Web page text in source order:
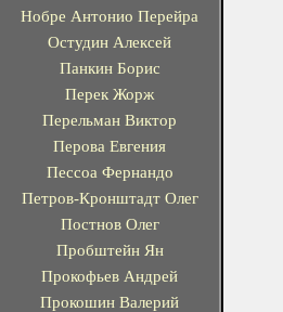
Нобре Антонио Перейра
Остудин Алексей
Панкин Борис
Перек Жорж
Перельман Виктор
Перова Евгения
Пессоа Фернандо
Петров-Кронштадт Олег
Постнов Олег
Пробштейн Ян
Прокофьев Андрей
Прокошин Валерий